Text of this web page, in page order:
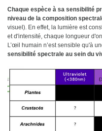
Chaque espèce à sa sensibilité
niveau de la composition
visuel). En effet, la lumière est
et d'intensité, chaque longueur
L’œil humain n’est sensible qu'à
sensibilité spectrale au sein du